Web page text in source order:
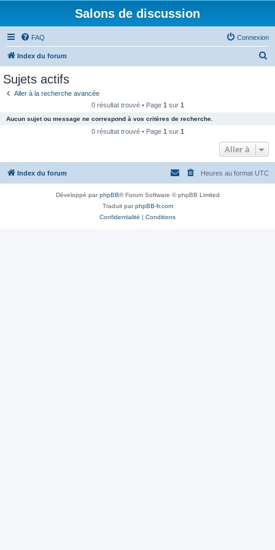
Salons de discussion
FAQ Connexion
Index du forum
c
e
Sujets actifs
Aller à la recherche avancée
0 résultat trouvé • Page 1 sur 1
Aucun sujet ou message ne correspond à vos critères de recherche.
0 résultat trouvé • Page 1 sur 1
Aller à
Index du forum Heures au format UTC
Développé parphpBB® Forum Software © phpBB Limited
Traduit parphpBB-fr.com
Confidentialité | Conditions